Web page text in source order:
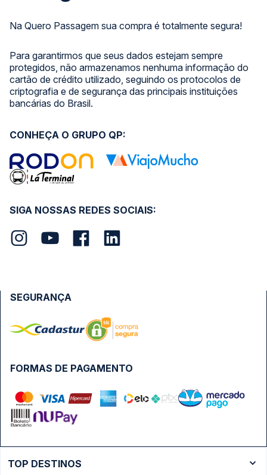
Na Quero Passagem sua compra é totalmente segura!
Para garantirmos que seus dados estejam sempre
protegidos, não armazenamos nenhuma informação do
cartão de crédito utilizado, seguindo os protocolos de
criptografia e de segurança das principais instituições
bancárias do Brasil.
SIGA NOSSAS REDES SOCIAIS:
CONHEÇA O GRUPO QP:
FORMAS DE PAGAMENTO
SEGURANÇA
TOP DESTINOS